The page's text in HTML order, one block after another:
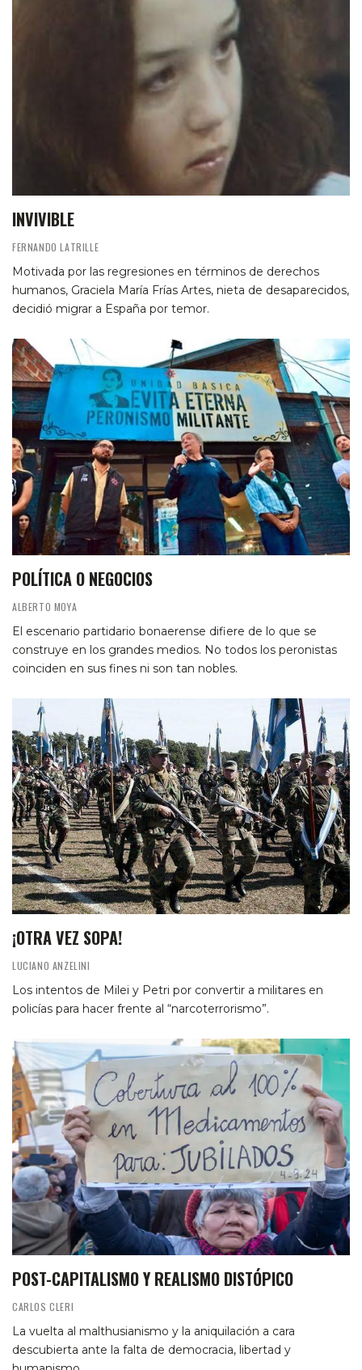
INVIVIBLE
FERNANDO LATRILLE
Motivada por las regresiones en términos de derechos
humanos, Graciela María Frías Artes, nieta de desaparecidos,
decidió migrar a España por temor.
POLÍTICA O NEGOCIOS
ALBERTO MOYA
El escenario partidario bonaerense difiere de lo que se
construye en los grandes medios. No todos los peronistas
coinciden en sus fines ni son tan nobles.
¡OTRA VEZ SOPA!
LUCIANO ANZELINI
Los intentos de Milei y Petri por convertir a militares en
policías para hacer frente al “narcoterrorismo”.
POST-CAPITALISMO Y REALISMO DISTÓPICO
CARLOS CLERI
La vuelta al malthusianismo y la aniquilación a cara
descubierta ante la falta de democracia, libertad y